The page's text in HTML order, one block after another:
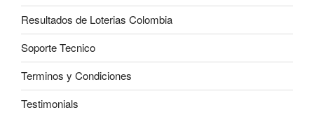
Resultados de Loterias Colombia
Soporte Tecnico
Terminos y Condiciones
Testimonials